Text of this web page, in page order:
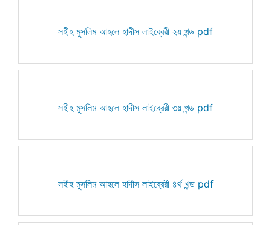
সহীহ মুসলিম আহলে হাদীস লাইব্রেরী ২য় খন্ড pdf
সহীহ মুসলিম আহলে হাদীস লাইব্রেরী ৩য় খন্ড pdf
সহীহ মুসলিম আহলে হাদীস লাইব্রেরী ৪র্থ খন্ড pdf